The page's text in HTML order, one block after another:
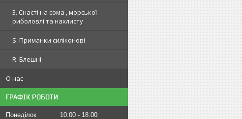
3. Снасті на сома , морської
риболовлі та нахлисту
S. Приманки силіконові
R. Блешні
О нас
ГРАФІК РОБОТИ
Понеділок 10:00
18:00